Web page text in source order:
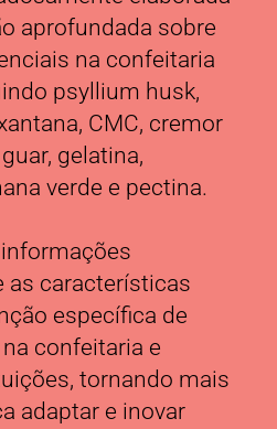
aprofundada sobre
na confeitaria
psyllium husk,
CMC, cremor
gelatina,
verde e pectina.
as características
específica de
confeitaria e
tornando mais
adaptar e inovar